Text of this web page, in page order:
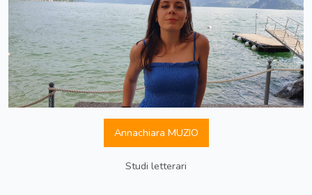
Annachiara MUZIO
Studi letterari